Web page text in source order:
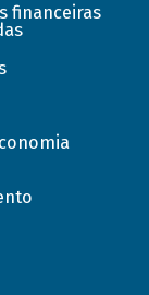
financeiras